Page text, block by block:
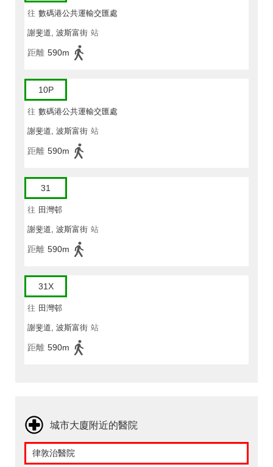
往 數碼港公共運輸交匯處
謝斐道, 波斯富街 站
距離 590m
10P
往 數碼港公共運輸交匯處
謝斐道, 波斯富街 站
距離 590m
31
往 田灣邨
謝斐道, 波斯富街 站
距離 590m
31X
往 田灣邨
謝斐道, 波斯富街 站
距離 590m
城市大廈附近的醫院
律敦治醫院